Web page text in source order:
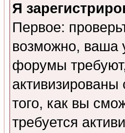
Я
Первое:
возможно, ваша
форумы
того, как вы
требуется